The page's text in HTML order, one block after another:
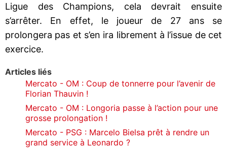
Ligue des Champions, cela devrait ensuite
s’arrêter. En effet, le joueur de 27 ans se
prolongera pas et s’en ira librement à l’issue de cet
exercice.
Articles liés
Mercato - OM : Coup de tonnerre pour l’avenir de
Florian Thauvin !
Mercato - OM : Longoria passe à l’action pour une
grosse prolongation !
Mercato - PSG : Marcelo Bielsa prêt à rendre un
grand service à Leonardo ?